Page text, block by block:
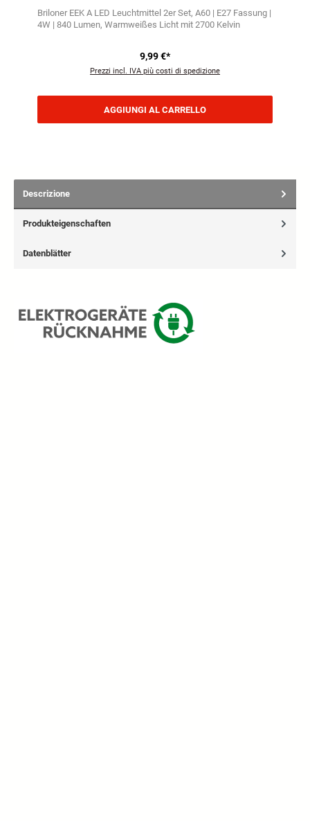
Briloner EEK A LED Leuchtmittel 2er Set A60 | E27 Fassung |
4W | 840 Lumen Warmweißes Licht mit 2700 Kelvin
9,99 €*
Prezzi incl. IVA più costi di spedizione
AGGIUNGI AL CARRELLO
Descrizione
Produkteigenschaften
Datenblätter